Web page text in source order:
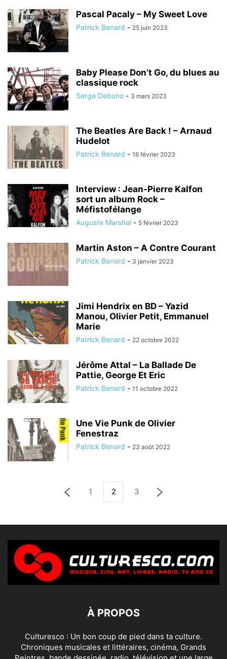
Pascal Pacaly – My Sweet Love
Patrick Benard - 25 juin 2023
Baby Please Don’t Go, du blues au
classique rock
Serge Debono - 3 mars 2023
The Beatles Are Back ! – Arnaud
Hudelot
Patrick Benard - 16 février 2023
Interview : Jean-Pierre Kalfon
sort un album Rock –
Méfistofélange
Auguste Marshal - 5 février 2023
Martin Aston – A Contre Courant
Patrick Benard - 3 janvier 2023
Jimi Hendrix en BD – Yazid
Manou, Olivier Petit, Emmanuel
Marie
Patrick Benard - 22 octobre 2022
Jérôme Attal – La Ballade De
Pattie, George Et Eric
Patrick Benard - 11 octobre 2022
Une Vie Punk de Olivier
Fenestraz
Patrick Benard - 23 août 2022
1 2 3
À PROPOS
Culturesco : Un bon coup de pied dans ta culture.
Chroniques musicales et littéraires, cinéma, Grands